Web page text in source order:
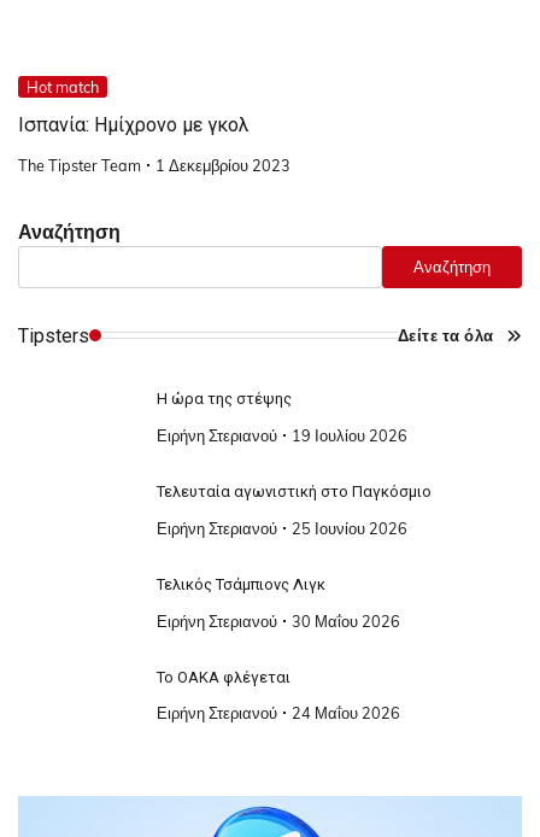
Hot match
Ισπανία: Ημίχρονο με γκολ
The Tipster Team 1 Δεκεμβρίου 2023
Αναζήτηση
Αναζήτηση
Tipsters Δείτε τα όλα
Η ώρα της στέψης
Ειρήνη Στεριανού 19 Ιουλίου 2026
Τελευταία αγωνιστική στο Παγκόσμιο
Ειρήνη Στεριανού 25 Ιουνίου 2026
Τελικός Τσάμπιονς Λιγκ
Ειρήνη Στεριανού 30 Μαΐου 2026
Το ΟΑΚΑ φλέγεται
Ειρήνη Στεριανού 24 Μαΐου 2026